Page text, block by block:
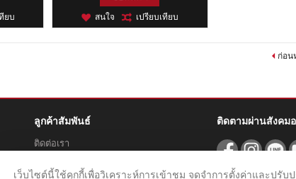
ยบ สนใจ เปรียบเทียบ
ก่อน
ลูกค้าสัมพันธ์
ติดต่อเรา
ติดตามผ่านสังคม
เว็บไซต์นี้ใช้คุกกี้เพื่อวิเคราะห์การเข้าชม จดจำการตั้งค่าและปรั